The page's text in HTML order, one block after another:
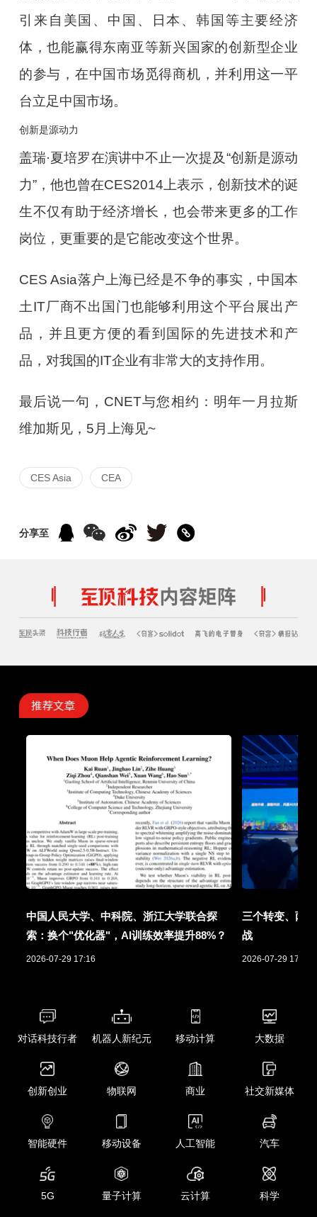
引来自美国、中国、日本、韩国等主要经济
体，也能赢得东南亚等新兴国家的创新型企业
的参与，在中国市场觅得商机，并利用这一平
台立足中国市场。
创新是源动力
盖瑞·夏培罗在演讲中不止一次提及“创新是源动
力”，他也曾在CES2014上表示，创新技术的诞
生不仅有助于经济增长，也会带来更多的工作
岗位，更重要的是它能改变这个世界。
CES Asia落户上海已经是不争的事实，中国本
土IT厂商不出国门也能够利用这个平台展出产
品，并且更方便的看到国际的先进技术和产
品，对我国的IT企业有非常大的支持作用。
最后说一句，CNET与您相约：明年一月拉斯
维加斯见，5月上海见~
CES Asia CEA
分享至
中国人民大学、中科院、浙江大学联合探
索：换个"优化器"，AI训练效率提升88%？
2026-07-29 17:16
三个转变、两
战
2026-07-29 17:01
对话科技行者 机器人新纪元 移动计算 大数据
创新创业 物联网 商业 社交新媒体
智能硬件 移动设备 人工智能 汽车
5G 量子计算 云计算 科学